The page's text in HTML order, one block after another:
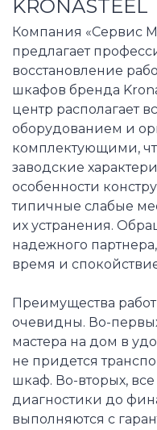
KRONASTEEL
Компания «Сервис
предлагает
восстановление
шкафов бренда
центр располагает
оборудованием и
комплектующими,
заводские
особенности
типичные слабые
их устранения.
надежного
время и
Преимущества
очевидны. Во-
мастера на дом в
не придется
шкаф. Во-вторых,
диагностики до
выполняются с